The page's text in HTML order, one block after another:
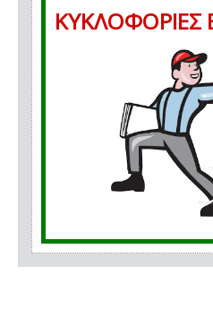
ΚΥΚΛΟΦΟΡΙΕΣ